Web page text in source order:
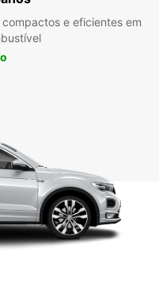
e eficientes em